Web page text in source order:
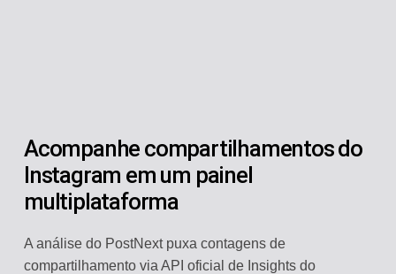
Acompanhe compartilhamentos do
Instagram em um painel
multiplataforma
A análise do PostNext puxa contagens de
compartilhamento via API oficial de Insights do